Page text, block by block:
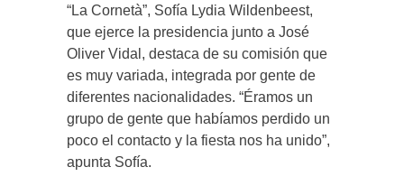
“La Cornetà”, Sofía Lydia Wildenbeest,
que ejerce la presidencia junto a José
Oliver Vidal, destaca de su comisión que
es muy variada, integrada por gente de
diferentes nacionalidades. “Éramos un
grupo de gente que habíamos perdido un
poco el contacto y la fiesta nos ha unido”,
apunta Sofía.